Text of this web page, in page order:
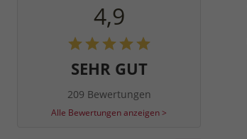
4,9
SEHR GUT
209 Bewertungen
Alle Bewertungen anzeigen >